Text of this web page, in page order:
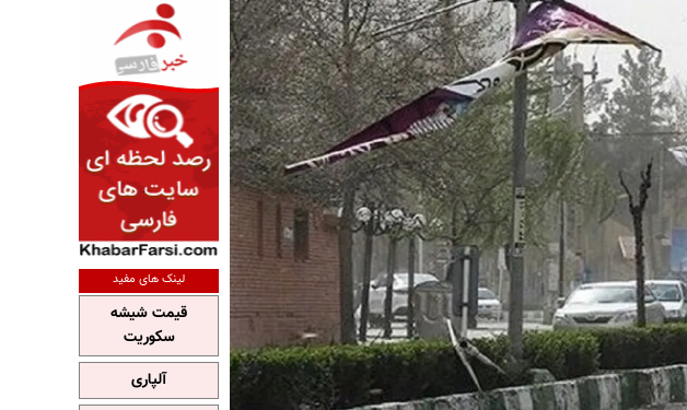
لینک های مفید
قیمت شیشه
سکوریت
آلپاری